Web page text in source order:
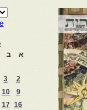
א
ב
2
3
9
10
16
17